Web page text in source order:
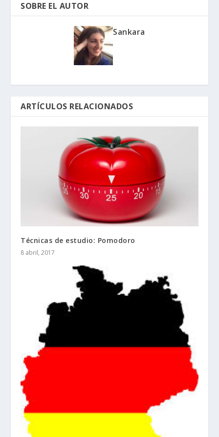
SOBRE EL AUTOR
Sankara
ARTÍCULOS RELACIONADOS
Técnicas de estudio: Pomodoro
8 abril, 2017